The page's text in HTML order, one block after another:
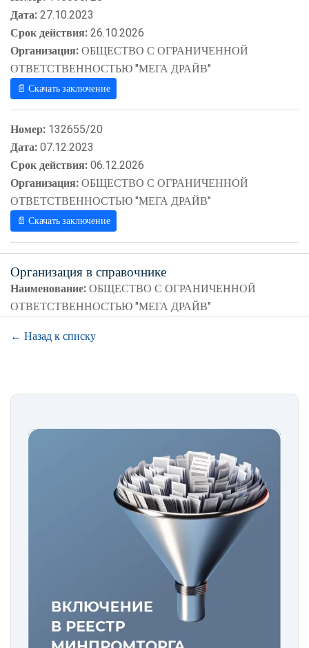
Дата:27.10.2023
Срок действия:26.10.2026
Организация:ОБЩЕСТВО С ОГРАНИЧЕННОЙ
ОТВЕТСТВЕННОСТЬЮ "МЕГА ДРАЙВ"
📄 Скачать заключение
Номер: 132655/20
Дата:07.12.2023
Срок действия:06.12.2026
Организация:ОБЩЕСТВО С ОГРАНИЧЕННОЙ
ОТВЕТСТВЕННОСТЬЮ "МЕГА ДРАЙВ"
📄 Скачать заключение
Организация в справочнике
Наименование:ОБЩЕСТВО С ОГРАНИЧЕННОЙ
ОТВЕТСТВЕННОСТЬЮ "МЕГА ДРАЙВ"
← Назад к списку